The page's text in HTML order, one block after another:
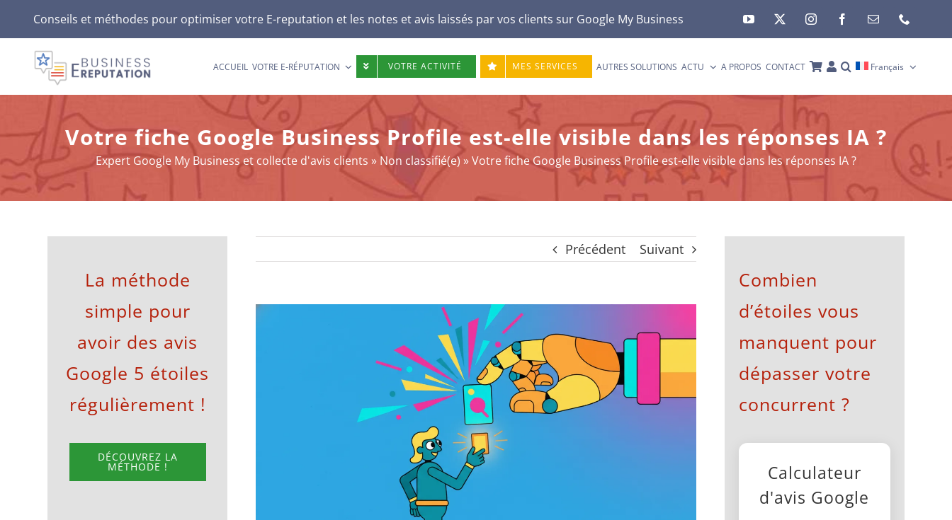
Passer
au
contenu
Conseils et méthodes pour optimiser votre E-reputation et les notes et avis laissés par vos clients sur Google My Business
ACCUEIL VOTRE E-RÉPUTATION VOTRE ACTIVITÉ MES SERVICES AUTRES SOLUTIONS ACTU A PROPOS CONTACT Français
Votre fiche Google Business Profile est-elle visible dans les réponses IA ?
Expert Google My Business et collecte d'avis clients » Non classifié(e)»Votre fiche Google Business Profile est-elle visible dans les réponses IA ?
Précédent Suivant
Voir
La méthode
simple pour
avoir des avis
Google 5 étoiles
régulièrement !
DÉCOUVREZ LA
MÉTHODE !
Combien
d’étoiles vous
manquent pour
dépasser votre
concurrent ?
Calculateur
d'avis Google